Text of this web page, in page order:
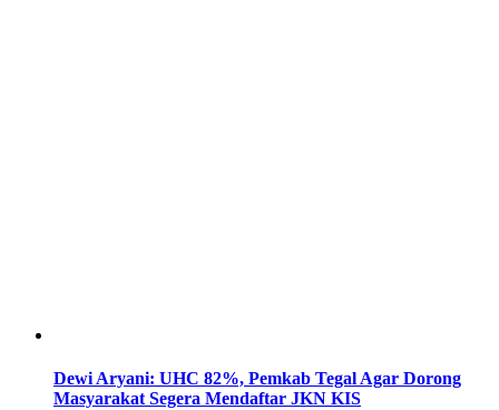
Dewi Aryani: UHC 82%, Pemkab Tegal Agar Dorong
Masyarakat Segera Mendaftar JKN KIS